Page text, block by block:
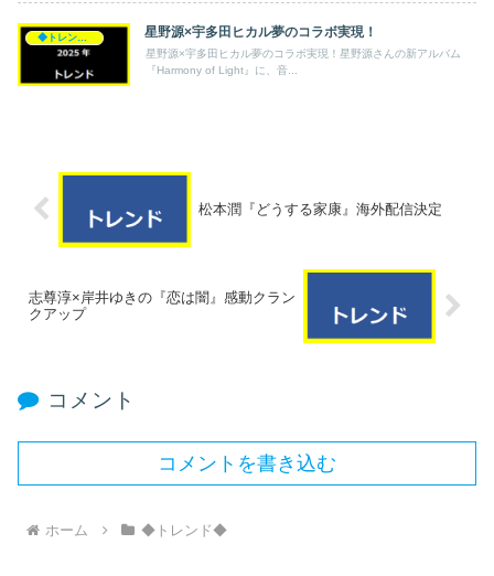
星野源×宇多田ヒカル夢のコラボ実現！
星野源×宇多田ヒカル夢のコラボ実現！星野源さんの新アルバム
『Harmony of Light』に、音...
松本潤『どうする家康』海外配信決定
志尊淳×岸井ゆきの『恋は闇』感動クラン
クアップ
コメント
コメントを書き込む
ホーム ◆トレンド◆